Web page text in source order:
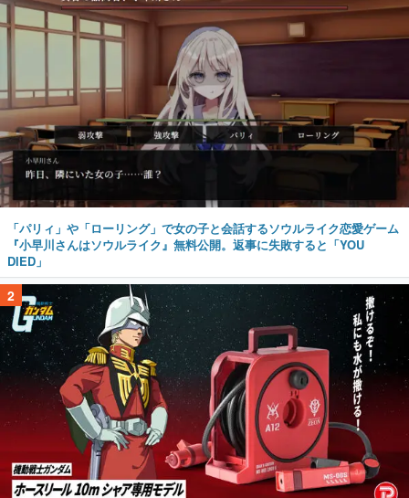
「パリィ」や「ローリング」で女の子と会話するソウルライク恋愛ゲーム
『小早川さんはソウルライク』無料公開。返事に失敗すると「YOU
DIED」
2